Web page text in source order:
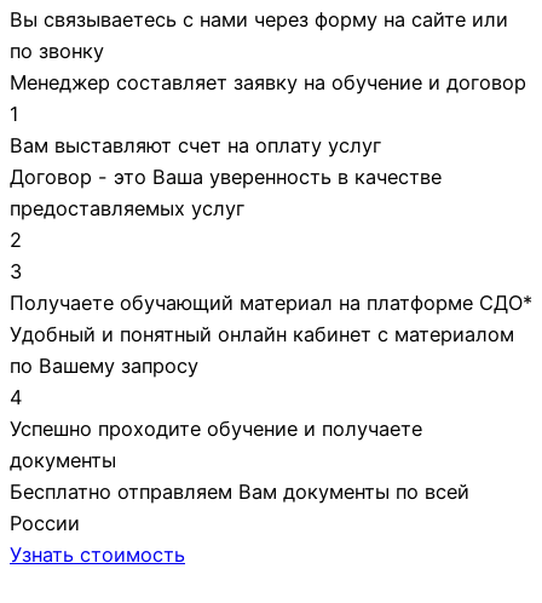
Вы связываетесь с нами через форму на сайте или
по звонку
Менеджер составляет заявку на обучение и договор
1
Вам выставляют счет на оплату услуг
Договор - это Ваша уверенность в качестве
предоставляемых услуг
2
3
Получаете обучающий материал на платформе СДО*
Удобный и понятный онлайн кабинет с материалом
по Вашему запросу
4
Успешно проходите обучение и получаете
документы
Бесплатно отправляем Вам документы по всей
России
Узнать стоимость